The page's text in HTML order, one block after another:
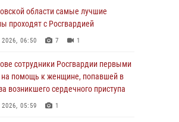
работы и государственного
13:37 10 1
области самые лучшие
06:50 7 1
области самые лучшие
проходят с Росгвардией
06:50 7 1
сотрудники Росгвардии первыми
помощь к женщине, попавшей в
возникшего сердечного приступа
05:59 1